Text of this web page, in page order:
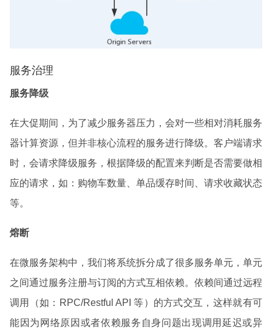
服务治理
服务降级
在大促期间，为了减少服务器压力，会对一些相对消耗服务
器计算资源，但并非核心流程的服务进行降级。客户端请求
时，会请求降级服务，根据降级的配置来判断是否需要做相
应的请求，如：购物车数量、单品缓存时间、请求收藏状态
等。
熔断
在微服务架构中，我们将系统拆分成了很多服务单元，单元
之间通过服务注册与订阅的方式互相依赖。依赖间通过远程
调用（如：RPC/Restful API 等）的方式交互，这样就有可
能因为网络原因或者依赖服务自身问题出现调用延迟或异